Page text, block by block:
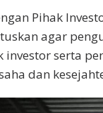
Pihak
agar
investor serta
dan